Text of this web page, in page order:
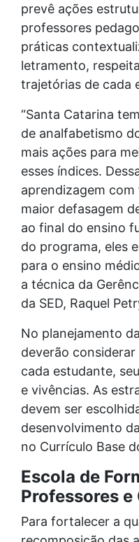
prevê ações
professores
práticas
letramento,
trajetórias de cada
“Santa Catarina
de analfabetismo
mais ações para
esses índices.
aprendizagem
maior defasagem
ao final do ensino
do programa, eles
para o ensino
a técnica da
da SED, Raquel
No planejamento
deverão
cada estudante,
e vivências. As
devem ser
desenvolvimento
no Currículo Base
Escola de
Professores e
Para fortalecer a